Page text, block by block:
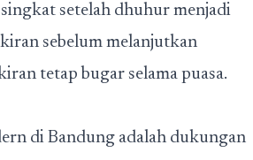
setelah dhuhur menjadi
sebelum melanjutkan
tetap bugar selama puasa.
di Bandung adalah dukungan